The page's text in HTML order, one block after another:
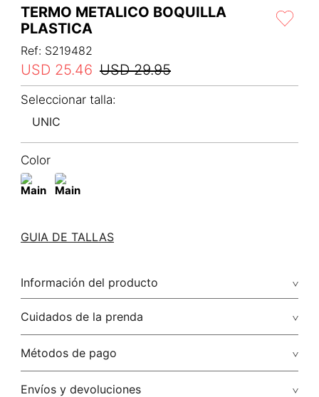
TERMO METALICO BOQUILLA
PLASTICA
Ref: S219482
USD 29.95
USD 25.46
UNIC
Color
GUIA DE TALLAS
Información del producto
Cuidados de la prenda
Métodos de pago
Tarjetas de crédito: Visa, Dinners, Master Card y American
Envíos y devoluciones